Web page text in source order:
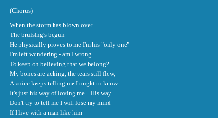
(Chorus)
When the storm has blown over
The bruising's begun
He physically proves to me I'm his "only one"
I'm left wondering - am I wrong
To keep on believing that we belong?
My bones are aching, the tears still flow,
A voice keeps telling me I ought to know
It's just his way of loving me... His way...
Don't try to tell me I will lose my mind
If I live with a man like him